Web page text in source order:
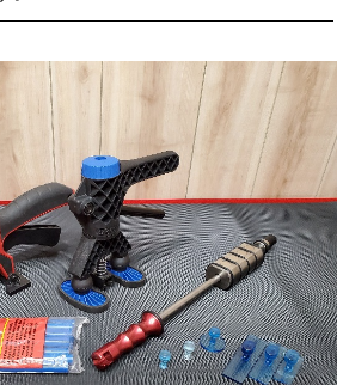
名で凹み修理
して、サービスホールから押出による施工を行い
に穴を空けて施工するかプーリングによる施工を